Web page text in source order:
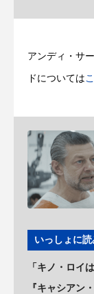
アンディ・サ
ドについては
いっしょに
「キノ・ロイ
『キャシアン